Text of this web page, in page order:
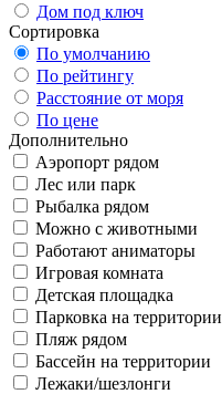
Дом под ключ
Сортировка
По умолчанию
По рейтингу
Расстояние от моря
По цене
Дополнительно
Аэропорт рядом
Лес или парк
Рыбалка рядом
Можно с животными
Работают аниматоры
Игровая комната
Детская площадка
Парковка на территории
Пляж рядом
Бассейн на территории
Лежаки/шезлонги